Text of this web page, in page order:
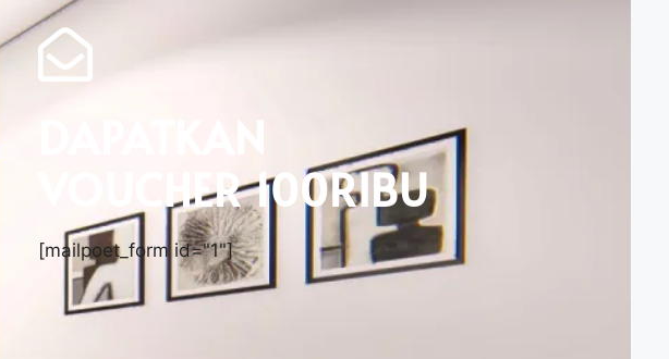
VOUCHER 100RIBU
[mailpoet_form id="1"]